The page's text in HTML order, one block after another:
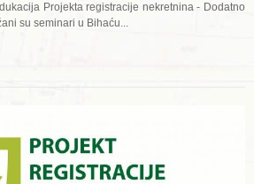
Projekta registracije nekretnina - Dodatno
su seminari u Bihaću...